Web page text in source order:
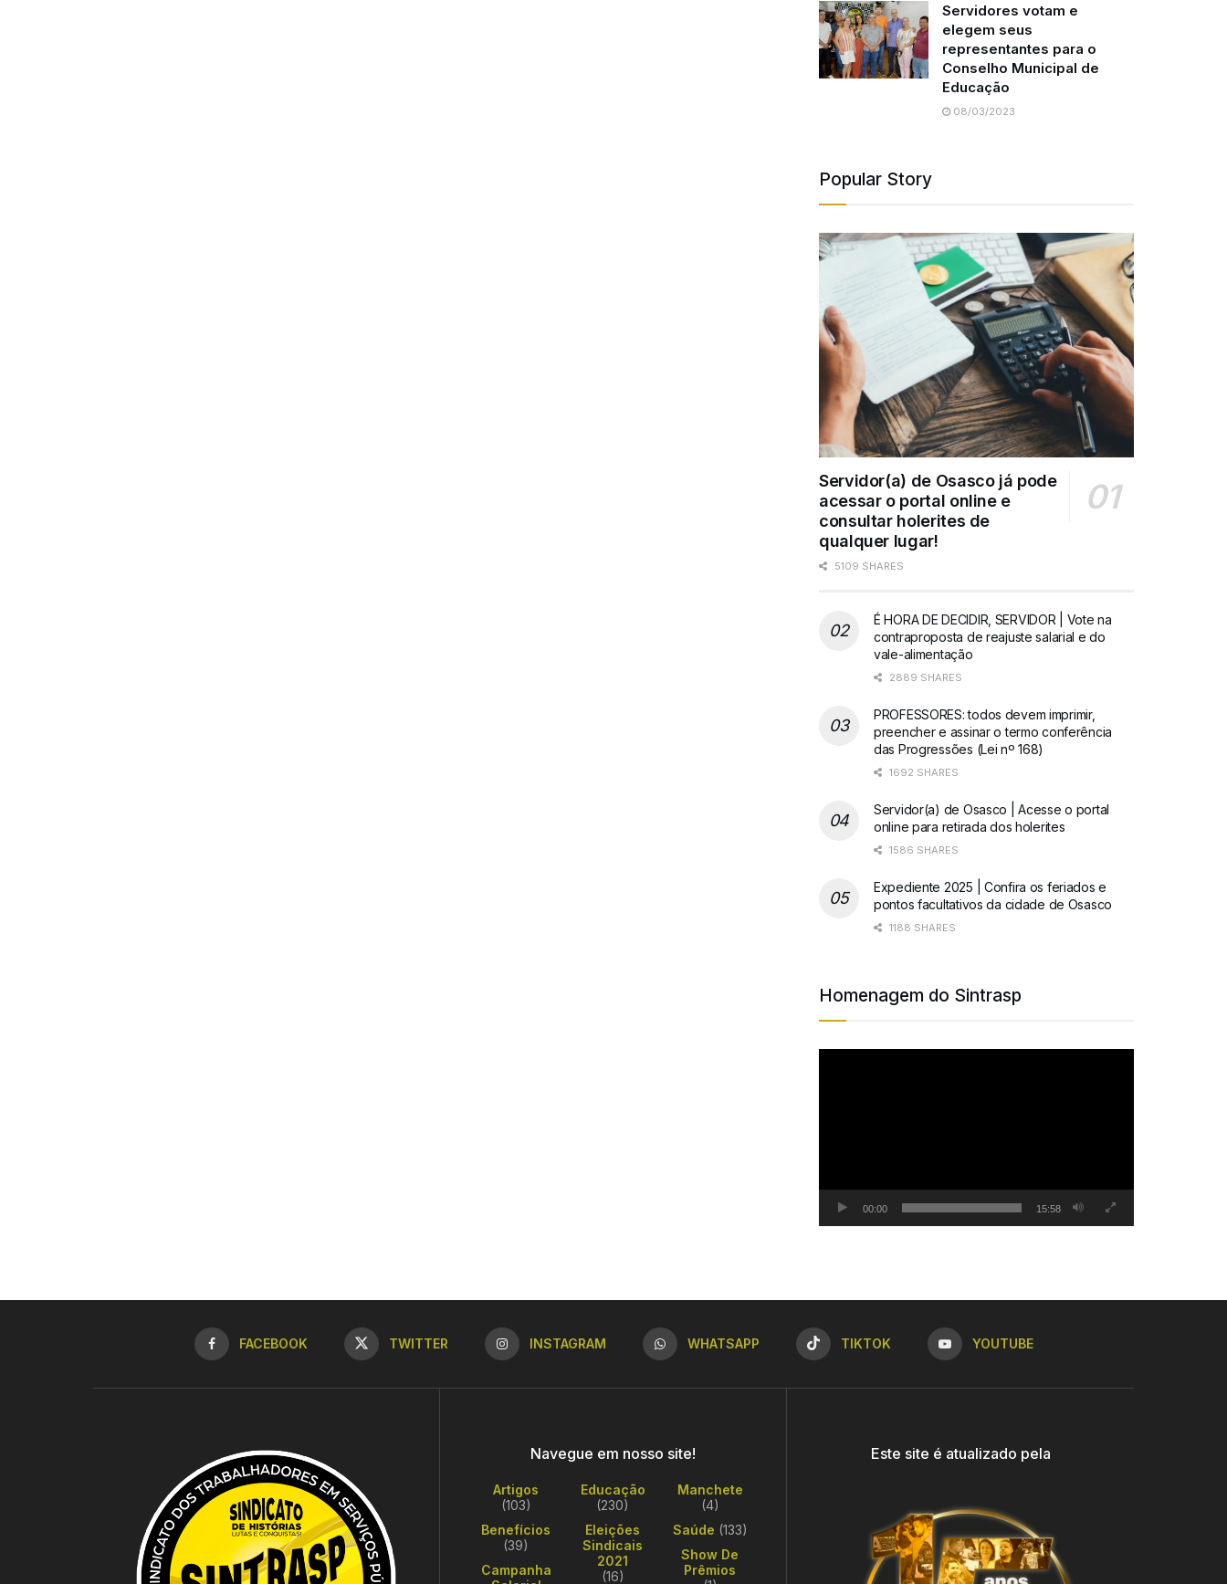
Servidores votam e
elegem seus
representantes para o
Conselho Municipal de
Educação
08/03/2023
Popular Story
Servidor(a) de Osasco já pode
acessar o portal online e
consultar holerites de
qualquer lugar!
5109 SHARES
É HORA DE DECIDIR, SERVIDOR | Vote na
contraproposta de reajuste salarial e do
vale-alimentação
2889 SHARES
PROFESSORES: todos devem imprimir,
preencher e assinar o termo conferência
das Progressões (Lei nº 168)
1692 SHARES
Servidor(a) de Osasco | Acesse o portal
online para retirada dos holerites
1586 SHARES
Expediente 2025 | Confira os feriados e
pontos facultativos da cidade de Osasco
1188 SHARES
Homenagem do Sintrasp
00:00 15:58
FACEBOOK TWITTER INSTAGRAM WHATSAPP TIKTOK YOUTUBE
Navegue em nosso site!
Artigos
(103)
Benefícios
(39)
Campanha
Educação
(230)
Eleições
Sindicais
2021
(16)
Manchete
(4)
Saúde (133)
Show De
Prêmios
Este site é atualizado pela